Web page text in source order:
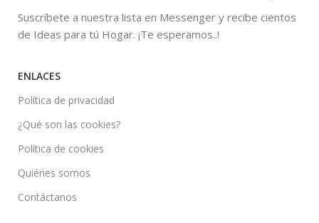
Suscríbete a nuestra lista en Messenger y recibe cientos
de Ideas para tú Hogar. ¡Te esperamos..!
ENLACES
Política de privacidad
¿Qué son las cookies?
Política de cookies
Quiénes somos
Contáctanos